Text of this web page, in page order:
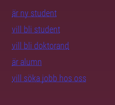
är ny student
vill bli student
vill bli doktorand
är alumn
vill söka jobb hos oss